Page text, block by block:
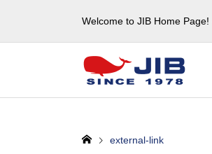
Welcome to JIB Home Page!
external-link